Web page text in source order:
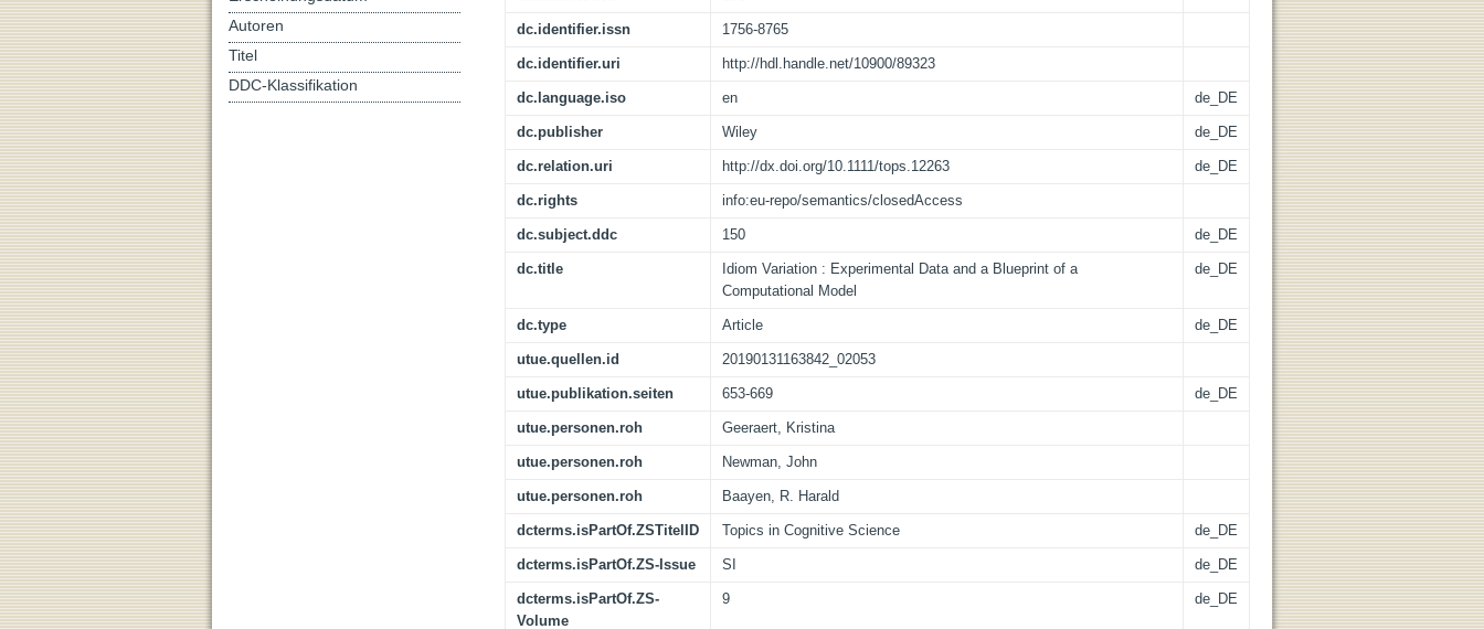
dc.identifier.issn 1756-8765
dc.identifier.uri http://hdl.handle.net/10900/89323
dc.language.iso en de_DE
dc.publisher Wiley de_DE
dc.relation.uri http://dx.doi.org/10.1111/tops.12263 de_DE
dc.rights info:eu-repo/semantics/closedAccess
dc.subject.ddc 150 de_DE
dc.title
Idiom Variation : Experimental Data and a Blueprint of a
Computational Model
de_DE
dc.type Article de_DE
utue.quellen.id 20190131163842_02053
utue.publikation.seiten 653-669 de_DE
utue.personen.roh Geeraert, Kristina
utue.personen.roh Newman, John
utue.personen.roh Baayen, R. Harald
dcterms.isPartOf.ZSTitelID Topics in Cognitive Science de_DE
dcterms.isPartOf.ZS-Issue SI de_DE
dcterms.isPartOf.ZS-
Volume
9 de_DE
Autoren
Titel
DDC-Klassifikation